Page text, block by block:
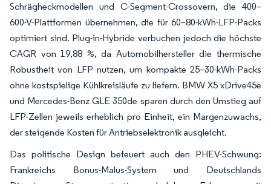
Schrägheckmodellen und C-Segment-Crossovern, die 400–
600-V-Plattformen übernehmen, die für 60–80-kWh-LFP-Packs
optimiert sind. Plug-in-Hybride verbuchen jedoch die höchste
CAGR von 19,88 %, da Automobilhersteller die thermische
Robustheit von LFP nutzen, um kompakte 25–30-kWh-Packs
ohne kostspielige Kühlkreisläufe zu liefern. BMW X5 xDrive45e
und Mercedes-Benz GLE 350de sparen durch den Umstieg auf
LFP-Zellen jeweils erheblich pro Einheit, ein Margenzuwachs,
der steigende Kosten für Antriebselektronik ausgleicht.
Das politische Design befeuert auch den PHEV-Schwung:
Frankreichs Bonus-Malus-System und Deutschlands